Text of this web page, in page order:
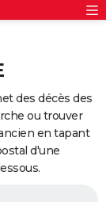
des décès des
ou trouver
en tapant
d'une